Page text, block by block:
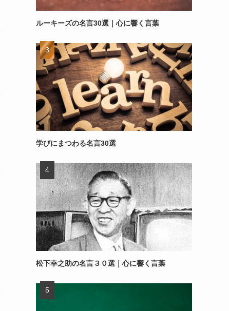
ルーキーズの名言30選｜心に響く言葉
学びにまつわる名言30選
松下幸之助の名言３０選｜心に響く言葉